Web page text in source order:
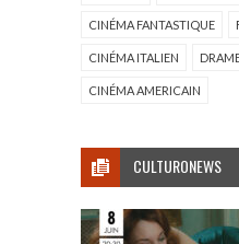
CINÉMA FANTASTIQUE
CINÉMA ITALIEN
CINÉMA AMERICAIN
CULTURONEWS